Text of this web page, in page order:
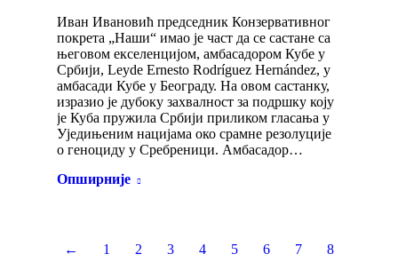
Иван Ивановић председник Конзервативног
покрета „Наши“ имао је част да се састане са
његовом екселенцијом, амбасадором Кубе у
Србији, Leyde Ernesto Rodríguez Hernández, у
амбасади Кубе у Београду. На овом састанку,
изразио је дубоку захвалност за подршку коју
је Куба пружила Србији приликом гласања у
Уједињеним нацијама око срамне резолуције
о геноциду у Сребреници. Амбасадор…
Опширније
← 1 2 3 4 5 6 7
8